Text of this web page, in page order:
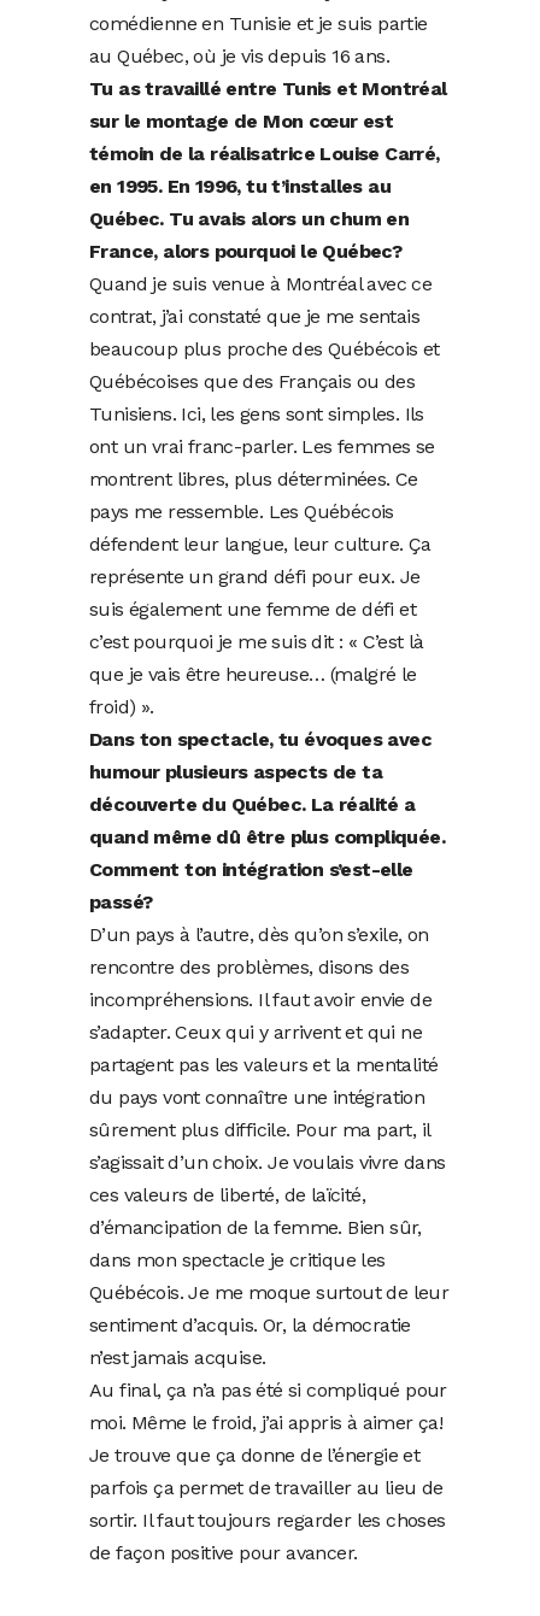
comédienne en Tunisie et je suis partie
au Québec, où je vis depuis 16 ans.
Tu as travaillé entre Tunis et Montréal
sur le montage de Mon cœur est
témoin de la réalisatrice Louise Carré,
en 1995. En 1996, tu t’installes au
Québec. Tu avais alors un chum en
France, alors pourquoi le Québec?
Quand je suis venue à Montréal avec ce
contrat, j’ai constaté que je me sentais
beaucoup plus proche des Québécois et
Québécoises que des Français ou des
Tunisiens. Ici, les gens sont simples. Ils
ont un vrai franc-parler. Les femmes se
montrent libres, plus déterminées. Ce
pays me ressemble. Les Québécois
défendent leur langue, leur culture. Ça
représente un grand défi pour eux. Je
suis également une femme de défi et
c’est pourquoi je me suis dit : « C’est là
que je vais être heureuse… (malgré le
froid) ».
Dans ton spectacle, tu évoques avec
humour plusieurs aspects de ta
découverte du Québec. La réalité a
quand même dû être plus compliquée.
Comment ton intégration s’est-elle
passé?
D’un pays à l’autre, dès qu’on s’exile, on
rencontre des problèmes, disons des
incompréhensions. Il faut avoir envie de
s’adapter. Ceux qui y arrivent et qui ne
partagent pas les valeurs et la mentalité
du pays vont connaître une intégration
sûrement plus difficile. Pour ma part, il
s’agissait d’un choix. Je voulais vivre dans
ces valeurs de liberté, de laïcité,
d’émancipation de la femme. Bien sûr,
dans mon spectacle je critique les
Québécois. Je me moque surtout de leur
sentiment d’acquis. Or, la démocratie
n’est jamais acquise.
Au final, ça n’a pas été si compliqué pour
moi. Même le froid, j’ai appris à aimer ça!
Je trouve que ça donne de l’énergie et
parfois ça permet de travailler au lieu de
sortir. Il faut toujours regarder les choses
de façon positive pour avancer.